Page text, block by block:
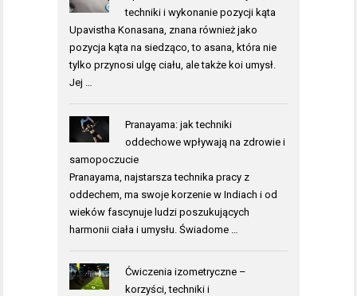
techniki i wykonanie pozycji kąta
Upavistha Konasana, znana również jako
pozycja kąta na siedząco, to asana, która nie
tylko przynosi ulgę ciału, ale także koi umysł.
Jej …
Pranayama: jak techniki
oddechowe wpływają na zdrowie i
samopoczucie
Pranayama, najstarsza technika pracy z
oddechem, ma swoje korzenie w Indiach i od
wieków fascynuje ludzi poszukujących
harmonii ciała i umysłu. Świadome …
Ćwiczenia izometryczne –
korzyści, techniki i